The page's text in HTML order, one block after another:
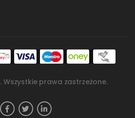
. Wszystkie prawa zastrzeżone.